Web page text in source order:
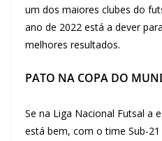
um dos maiores clubes do
ano de 2022 está a dever
melhores resultados.
PATO NA COPA DO
Se na Liga Nacional Futsal a
está bem, com o time Sub-